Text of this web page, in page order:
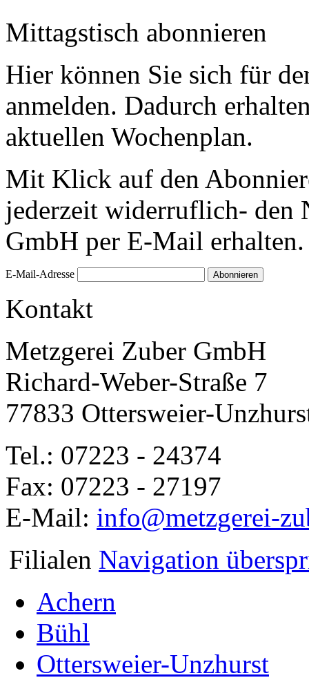
Mittagstisch abonnieren
Hier können Sie sich für
anmelden. Dadurch
aktuellen Wochenplan.
Mit Klick auf den
jederzeit widerruflich- den
GmbH per E-Mail erhalten.
E-Mail-Adresse
Kontakt
Metzgerei Zuber GmbH
Richard-Weber-Straße 7
77833 Ottersweier-
Tel.: 07223 - 24374
Fax: 07223 - 27197
E-Mail: info@metzgerei-
Filialen Navigation
Achern
Bühl
Ottersweier-Unzhurst